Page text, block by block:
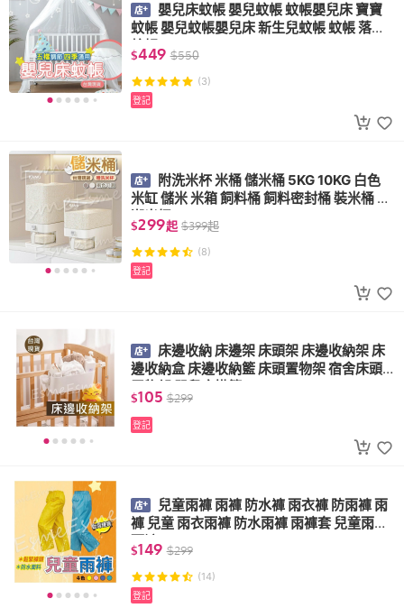
嬰兒床蚊帳 嬰兒蚊帳 蚊帳嬰兒床 寶寶
蚊帳 嬰兒蚊帳嬰兒床 新生兒蚊帳 蚊帳 落地
蚊帳
$449 $550
(3)
登記
附洗米杯 米桶 儲米桶 5KG 10KG 白色
米缸 儲米 米箱 飼料桶 飼料密封桶 裝米桶 防
潮米桶
$299起 $399起
(8)
登記
床邊收納 床邊架 床頭架 床邊收納架 床
邊收納盒 床邊收納籃 床頭置物架 宿舍床頭
置物架 嬰兒床掛籃
$105 $299
登記
兒童雨褲 雨褲 防水褲 雨衣褲 防雨褲 雨
褲 兒童 雨衣雨褲 防水雨褲 雨褲套 兒童雨褲
雨褲
$149 $299
(14)
登記